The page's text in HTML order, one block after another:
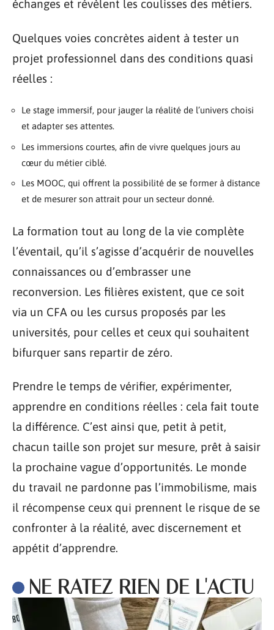
échanges et révèlent les coulisses des métiers.
Quelques voies concrètes aident à tester un
projet professionnel dans des conditions quasi
réelles :
Le stage immersif, pour jauger la réalité de l’univers choisi
et adapter ses attentes.
Les immersions courtes, afin de vivre quelques jours au
cœur du métier ciblé.
Les MOOC, qui offrent la possibilité de se former à distance
et de mesurer son attrait pour un secteur donné.
La formation tout au long de la vie complète
l’éventail, qu’il s’agisse d’acquérir de nouvelles
connaissances ou d’embrasser une
reconversion. Les filières existent, que ce soit
via un CFA ou les cursus proposés par les
universités, pour celles et ceux qui souhaitent
bifurquer sans repartir de zéro.
Prendre le temps de vérifier, expérimenter,
apprendre en conditions réelles : cela fait toute
la différence. C’est ainsi que, petit à petit,
chacun taille son projet sur mesure, prêt à saisir
la prochaine vague d’opportunités. Le monde
du travail ne pardonne pas l’immobilisme, mais
il récompense ceux qui prennent le risque de se
confronter à la réalité, avec discernement et
appétit d’apprendre.
NE RATEZ RIEN DE L'ACTU